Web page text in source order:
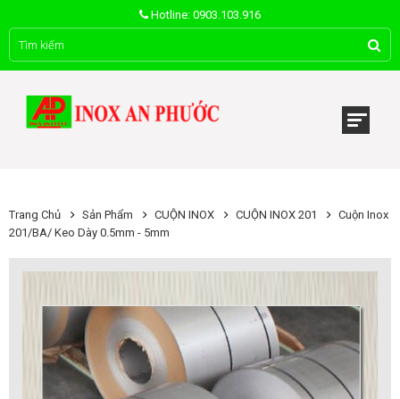
Hotline: 0903.103.916
Trang Chủ Sản Phẩm CUỘN INOX CUỘN INOX 201
Cuộn Inox
201/BA/ Keo Dày 0.5mm - 5mm